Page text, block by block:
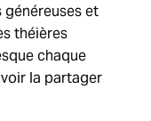
généreuses et
théières
chaque
la partager